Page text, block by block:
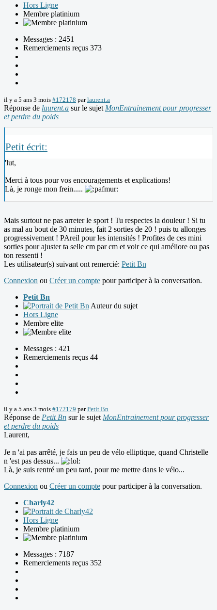
Hors Ligne
Membre platinium
Messages : 2451
Remerciements reçus 373
il y a 5 ans 3 mois #172178 parlaurent.a
Réponse de laurent.a sur le sujet MonEntrainement pour progresser
et perdre du poids
Petit écrit:
'lut,
Merci à tous pour vos encouragements et explications!
Là, je ronge mon frein.....
Mais surtout ne pas arreter le sport ! Tu respectes la douleur ! Si tu
as mal au bout de 30 minutes, fait 2 sorties de 20 ! puis tu allonges
progressivement ! PAreil pour les intensités ! Profites de ces mini
sorties pour ajuster ta selle cm par cm et voir ce qui améliore ou pas
ton ressenti !
Les utilisateur(s) suivant ont remercié: Petit Bn
Connexion ou Créer un compte pour participer à la conversation.
Petit Bn
Auteur du sujet
Hors Ligne
Membre elite
Messages : 421
Remerciements reçus 44
il y a 5 ans 3 mois #172179 parPetit Bn
Réponse de Petit Bn sur le sujet MonEntrainement pour progresser
et perdre du poids
Laurent,
Je n 'ai pas arrêté, je fais un peu de vélo elliptique, quand Christelle
n 'est pas dessus...
Là, je suis rentré un peu tard, pour me mettre dans le vélo...
Connexion ou Créer un compte pour participer à la conversation.
Charly42
Hors Ligne
Membre platinium
Messages : 7187
Remerciements reçus 352